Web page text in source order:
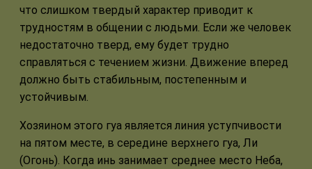
что слишком твердый характер приводит к
трудностям в общении с людьми. Если же человек
недостаточно тверд, ему будет трудно
справляться с течением жизни. Движение вперед
должно быть стабильным, постепенным и
устойчивым.
Хозяином этого гуа является линия уступчивости
на пятом месте, в середине верхнего гуа, Ли
(Огонь). Когда инь занимает среднее место Неба,